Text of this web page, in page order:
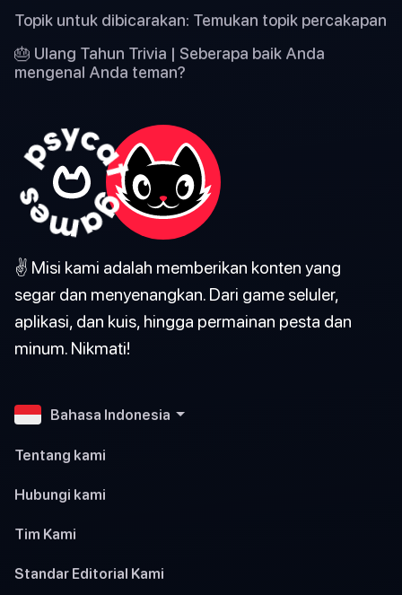
Topik untuk dibicarakan: Temukan topik percakapan
🎂 Ulang Tahun Trivia | Seberapa baik Anda
mengenal Anda teman?
✌️ Misi kami adalah memberikan konten yang
segar dan menyenangkan. Dari game seluler,
aplikasi, dan kuis, hingga permainan pesta dan
minum. Nikmati!
Bahasa Indonesia
Tentang kami
Hubungi kami
Tim Kami
Standar Editorial Kami